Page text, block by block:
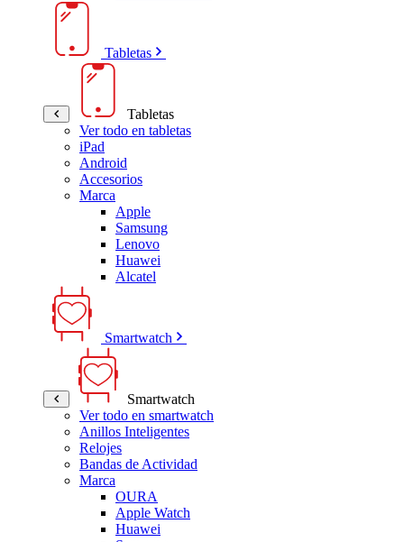
Tabletas
Tabletas
Ver todo en tabletas
iPad
Android
Accesorios
Marca
Apple
Samsung
Lenovo
Huawei
Alcatel
Smartwatch
Smartwatch
Ver todo en smartwatch
Anillos Inteligentes
Relojes
Bandas de Actividad
Marca
OURA
Apple Watch
Huawei